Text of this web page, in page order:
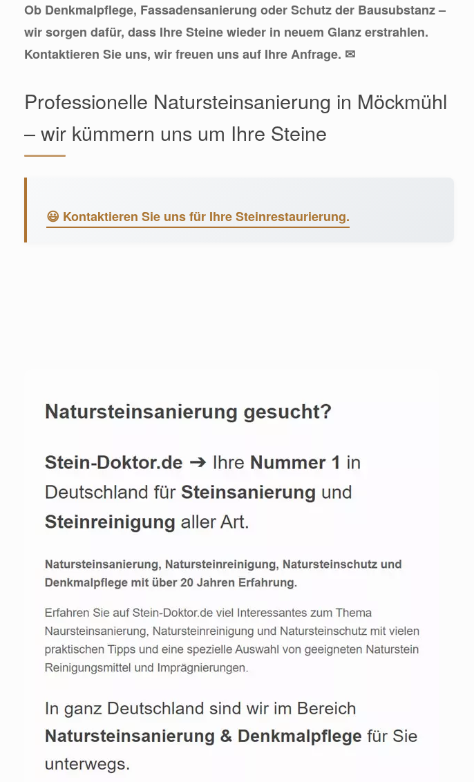
Ob Denkmalpflege, Fassadensanierung oder Schutz der Bausubstanz –
wir sorgen dafür, dass Ihre Steine wieder in neuem Glanz erstrahlen.
Kontaktieren Sie uns, wir freuen uns auf Ihre Anfrage. ✉
Professionelle Natursteinsanierung in Möckmühl
– wir kümmern uns um Ihre Steine
😃 Kontaktieren Sie uns für Ihre Steinrestaurierung.